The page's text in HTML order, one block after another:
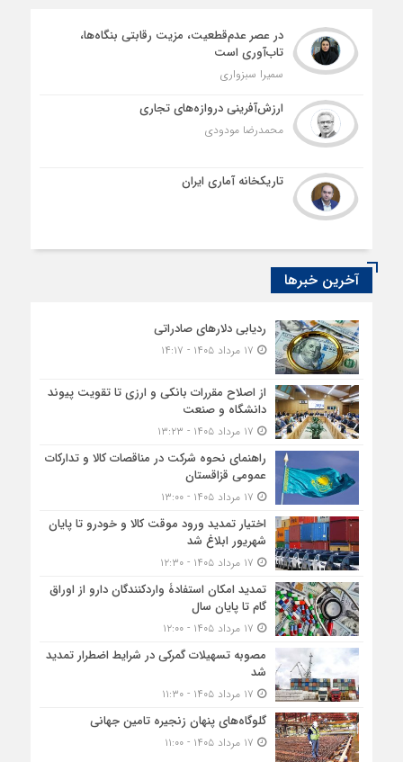
در عصر عدم‌قطعیت، مزیت رقابتی بنگاه‌ها،
تاب‌آوری است
سمیرا سبزواری
ارزش‌آفرینی دروازه‌های تجاری
محمدرضا مودودی
تاریکخانه آماری ایران
آخرین خبرها
ردیابی دلارهای صادراتی
از اصلاح مقررات بانکی و ارزی تا تقویت پیوند
دانشگاه و صنعت
راهنمای نحوه شرکت در مناقصات کالا و تدارکات
عمومی قزاقستان
اختیار تمدید ورود موقت کالا و خودرو تا پایان
شهریور ابلاغ شد
تمدید امکان استفادۀ واردکنندگان دارو از اوراق
گام تا پایان سال
مصوبه تسهیلات گمرکی در شرایط اضطرار تمدید
شد
گلوگاه‌های پنهان زنجیره تامین جهانی